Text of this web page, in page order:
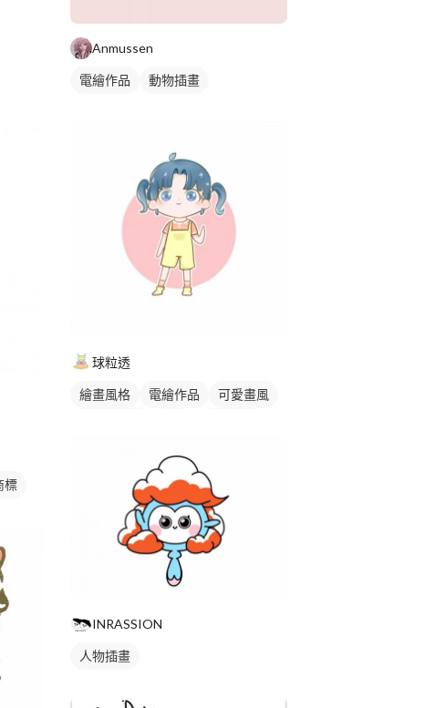
標
Anmussen
電繪作品 動物插畫
球粒透
繪畫風格 電繪作品
可愛畫風
INRASSION
人物插畫